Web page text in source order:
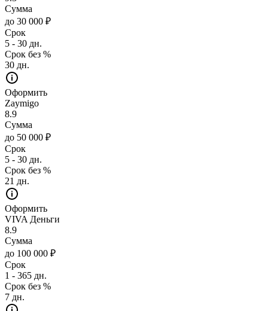
Сумма
до 30 000 ₽
Срок
5 - 30 дн.
Срок без %
30 дн.
Оформить
Zaymigo
8.9
Сумма
до 50 000 ₽
Срок
5 - 30 дн.
Срок без %
21 дн.
Оформить
VIVA Деньги
8.9
Сумма
до 100 000 ₽
Срок
1 - 365 дн.
Срок без %
7 дн.